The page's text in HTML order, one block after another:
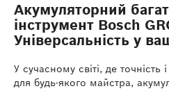
Акумуляторний
інструмент Bosch
Універсальність у
У сучасному світі, де точність
для будь-якого майстра,